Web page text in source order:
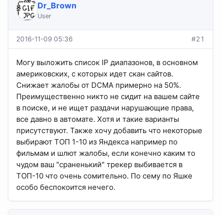
Dr_Brown
User
2016-11-09 05:36 #21
Могу выложить список IP диапазонов, в основном
америковских, с которых идет скан сайтов.
Снижает жалобы от DCMA примерно на 50%.
Преимущественно никто не сидит на вашем сайте
в поиске, и не ищет раздачи нарушающие права,
все давно в автомате. Хотя и такие варианты
присутствуют. Также хочу добавить что некоторые
выбирают ТОП 1-10 из Яндекса например по
фильмам и шлют жалобы, если конечно каким то
чудом ваш "сраненький" трекер выбивается в
ТОП-10 что очень сомительно. По сему по Яшке
особо беспокоится нечего.